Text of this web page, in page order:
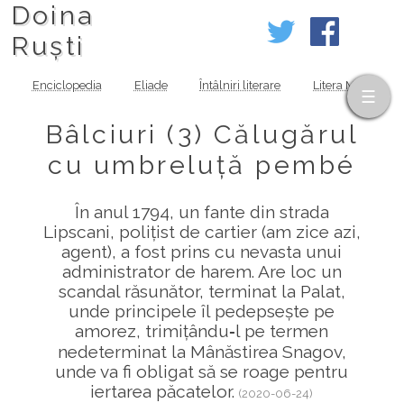
Doina
Ruști
Enciclopedia Eliade Întâlniri literare Litera MOV
Bâlciuri (3) Călugărul
cu umbreluță pembé
În anul 1794, un fante din strada
Lipscani, polițist de cartier (am zice azi,
agent), a fost prins cu nevasta unui
administrator de harem. Are loc un
scandal răsunător, terminat la Palat,
unde principele îl pedepsește pe
amorez, trimițându‑l pe termen
nedeterminat la Mânăstirea Snagov,
unde va fi obligat să se roage pentru
iertarea păcatelor.(2020-06-24)